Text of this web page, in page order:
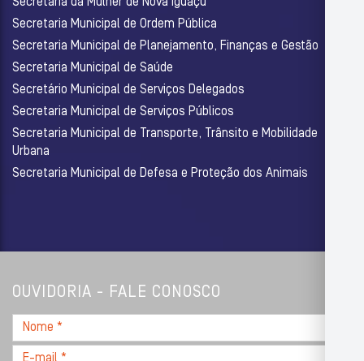
Secretaria da Mulher de Nova Iguaçu
Secretaria Municipal de Ordem Pública
Secretaria Municipal de Planejamento, Finanças e Gestão
Secretaria Municipal de Saúde
Secretário Municipal de Serviços Delegados
Secretaria Municipal de Serviços Públicos
Secretaria Municipal de Transporte, Trânsito e Mobilidade
Urbana
Secretaria Municipal de Defesa e Proteção dos Animais
OUVIDORIA - FALE CONOSCO
Nome
*
E-